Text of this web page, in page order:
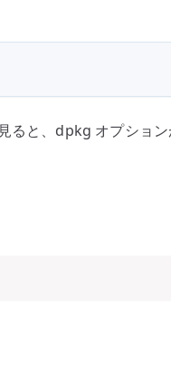
ると、dpkg オプショ